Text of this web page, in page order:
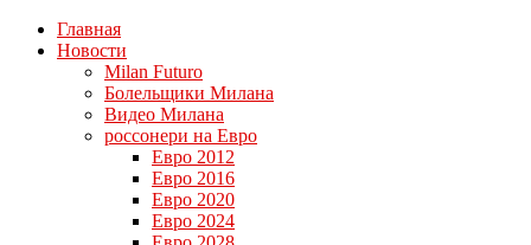
Главная
Новости
Milan Futuro
Болельщики Милана
Видео Милана
россонери на Евро
Евро 2012
Евро 2016
Евро 2020
Евро 2024